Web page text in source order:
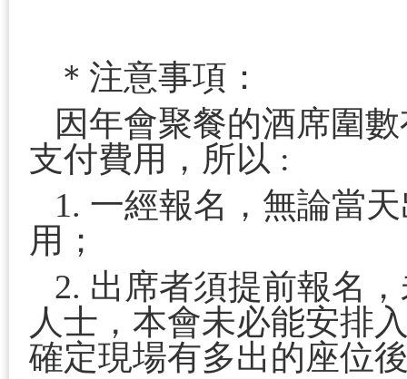
＊注意事項：
因年會聚餐的酒席圍
支付費用，所以 :
1. 一經報名，無論當
用；
2. 出席者須提前報名
人士，本會未必能安排
確定現場有多出的座位